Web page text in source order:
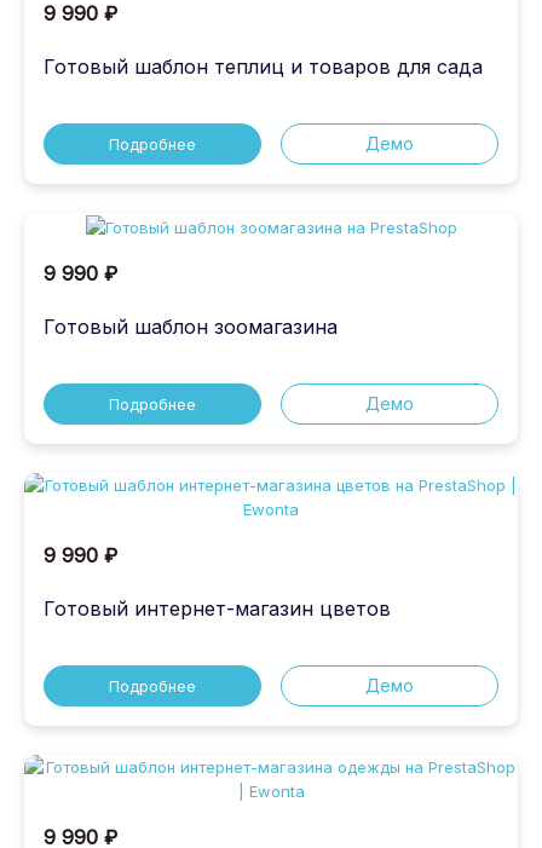
9 990 ₽
Готовый шаблон теплиц и товаров для сада
Подробнее Демо
9 990 ₽
Готовый шаблон зоомагазина
Подробнее Демо
9 990 ₽
Готовый интернет-магазин цветов
Подробнее Демо
9 990 ₽